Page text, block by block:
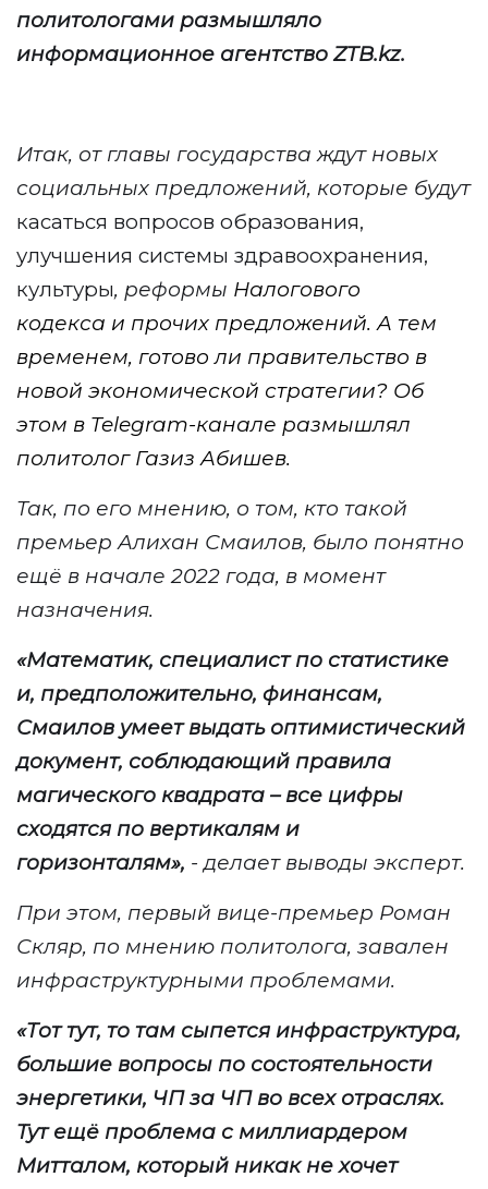
политологами размышляло
информационное агентствоZTB.kz.
Итак, от главы государства ждут новых
социальных предложений, которые будут
касаться вопросов образования,
улучшения системы здравоохранения,
культуры, реформы Налогового
кодекса и прочих предложений.А тем
временем, готово ли правительство в
новой экономической стратегии? Об
этом в Telegram-канале размышлял
политолог Газиз Абишев.
Так, по его мнению, о том, кто такой
премьерАлихан Смаилов, было понятно
ещё в начале 2022 года, в момент
назначения.
«Математик, специалист по статистике
и, предположительно, финансам,
Смаилов умеет выдать оптимистический
документ, соблюдающий правила
магического квадрата – все цифры
сходятся по вертикалям и
горизонталям», - делает выводы эксперт.
При этом, первый вице-премьер Роман
Скляр, по мнению политолога, завален
инфраструктурными проблемами.
«Тот тут, то там сыпется инфраструктура,
большие вопросы по состоятельности
энергетики, ЧП за ЧП во всех отраслях.
Тут ещё проблема с миллиардером
Митталом, который никак не хочет